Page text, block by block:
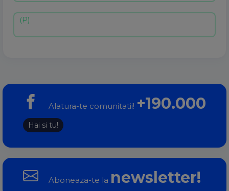
Alatura-te comunitatii! +190.000
Hai si tu!
Aboneaza-te la newsletter!